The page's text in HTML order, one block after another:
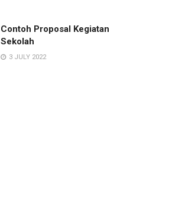
Contoh Proposal Kegiatan
Sekolah
3 JULY 2022